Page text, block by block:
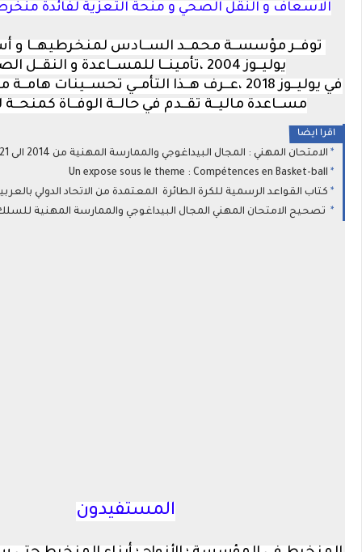
الاسعاف و النقل الصحي و منحة التعزية لفائدة
توفــر مؤسســة محمــد الســادس لمنخرطيهــا و
يوليــوز 2004 ،تأمينــا للمســاعدة و النقــل الصحــي.
في يوليــوز 2018 ،عــرف هــذا التأمــي تحســينات
مســاعدة ماليــة تقــدم في حالــة الوفــاة كمنحــة
اقرا ايضا
الامتحان المهني : المجال البيداغوجي والممارسة المهنية من 2014 الى 2021 الثانوي التأهيلي
Un expose sous le theme : Compétences en Basket-ball
كتاب القواعد الرسمية للكرة الطائرة المعتمدة من الاتحاد الدولي
تصحيح الامتحان المهني المجال البيداغوجي والممارسة المهنية للسلك
المستفيدون